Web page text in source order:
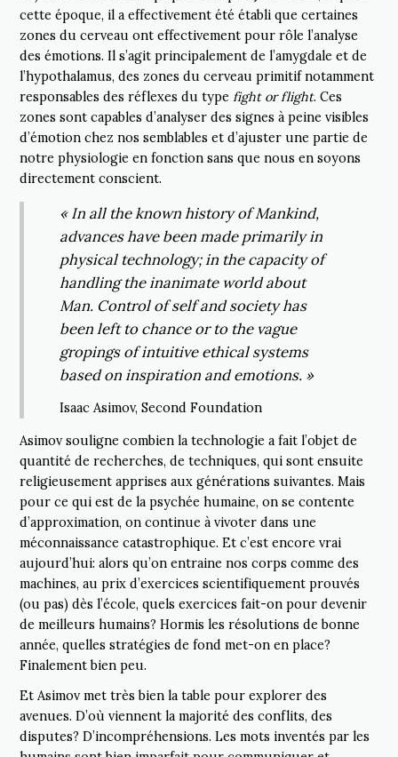
cette époque, il a effectivement été établi que certaines
zones du cerveau ont effectivement pour rôle l’analyse
des émotions. Il s’agit principalement de l’amygdale et de
l’hypothalamus, des zones du cerveau primitif notamment
responsables des réflexes du typefight or flight. Ces
zones sont capables d’analyser des signes à peine visibles
d’émotion chez nos semblables et d’ajuster une partie de
notre physiologie en fonction sans que nous en soyons
directement conscient.
« In all the known history of Mankind,
advances have been made primarily in
physical technology; in the capacity of
handling the inanimate world about
Man. Control of self and society has
been left to chance or to the vague
gropings of intuitive ethical systems
based on inspiration and emotions. »
Isaac Asimov, Second Foundation
Asimov souligne combien la technologie a fait l’objet de
quantité de recherches, de techniques, qui sont ensuite
religieusement apprises aux générations suivantes. Mais
pour ce qui est de la psychée humaine, on se contente
d’approximation, on continue à vivoter dans une
méconnaissance catastrophique. Et c’est encore vrai
aujourd’hui: alors qu’on entraine nos corps comme des
machines, au prix d’exercices scientifiquement prouvés
(ou pas) dès l’école, quels exercices fait-on pour devenir
de meilleurs humains? Hormis les résolutions de bonne
année, quelles stratégies de fond met-on en place?
Finalement bien peu.
Et Asimov met très bien la table pour explorer des
avenues. D’où viennent la majorité des conflits, des
disputes? D’incompréhensions. Les mots inventés par les